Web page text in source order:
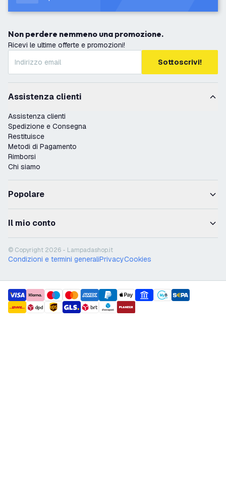
Non perdere nemmeno una promozione.
Ricevi le ultime offerte e promozioni!
Sottoscrivi!
Assistenza clienti
Assistenza clienti
Spedizione e Consegna
Restituisce
Metodi di Pagamento
Rimborsi
Chi siamo
Popolare
Il mio conto
© Copyright 2026 - Lampadashop.it
Condizioni e termini generaliPrivacyCookies
payment methods
shipment methods